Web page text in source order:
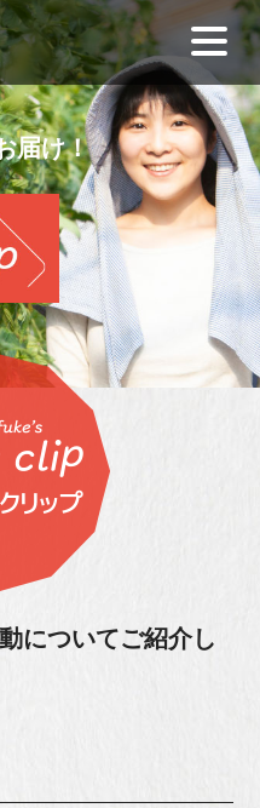
届け！
についてご紹介し